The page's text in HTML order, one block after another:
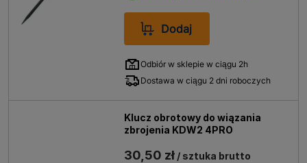
Dodaj
Odbiór w sklepie w ciągu 2h
Dostawa w ciągu 2 dni roboczych
Klucz obrotowy do wiązania
zbrojenia KDW2 4PRO
30,50 zł / sztuka brutto